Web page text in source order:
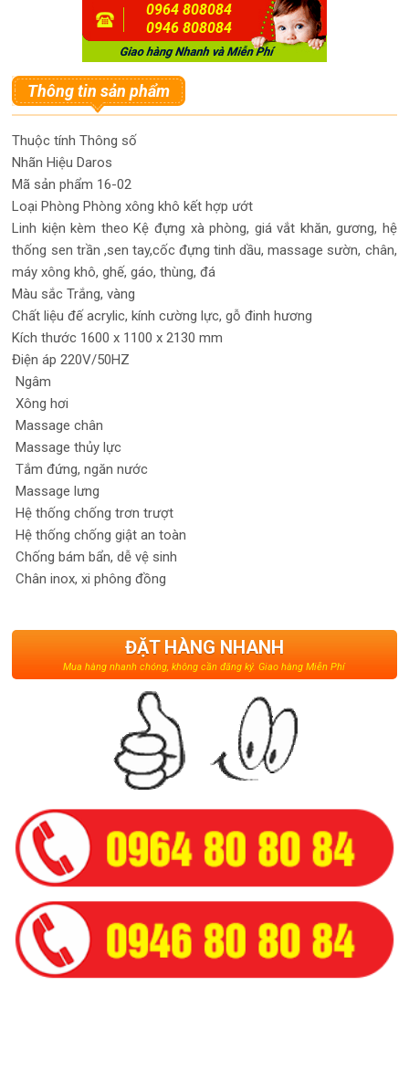
0964 808084
0946 808084
Thông tin sản phẩm
Thuộc tính Thông số
Nhãn Hiệu Daros
Mã sản phẩm 16-02
Loại Phòng Phòng xông khô kết hợp ướt
Linh kiện kèm theo Kệ đựng xà phòng, giá vắt khăn, gương, hệ
thống sen trần ,sen tay,cốc đựng tinh dầu, massage sườn, chân,
máy xông khô, ghế, gáo, thùng, đá
Màu sắc Trắng, vàng
Chất liệu đế acrylic, kính cường lực, gỗ đinh hương
Kích thước 1600 x 1100 x 2130 mm
Điện áp 220V/50HZ
Ngâm
Xông hơi
Massage chân
Massage thủy lực
Tắm đứng, ngăn nước
Massage lưng
Hệ thống chống trơn trượt
Hệ thống chống giật an toàn
Chống bám bẩn, dễ vệ sinh
Chân inox, xi phông đồng
ĐẶT HÀNG NHANH
Mua hàng nhanh chóng, không cần đăng ký. Giao hàng Miễn Phí